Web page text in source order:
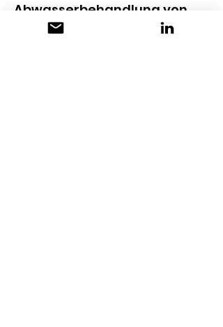
Abwasserbehandlung von
Pflanzenschutzmitteln fertig.